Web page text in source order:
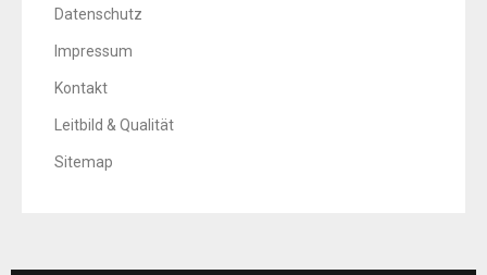
Datenschutz
Impressum
Kontakt
Leitbild & Qualität
Sitemap